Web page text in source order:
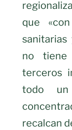
que
sanitarias
no tiene
terceros
todo
recalcan